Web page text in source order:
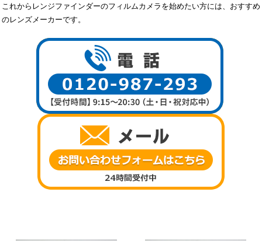
これからレンジファインダーのフィルムカメラを始めたい方には、おすすめ
のレンズメーカーです。